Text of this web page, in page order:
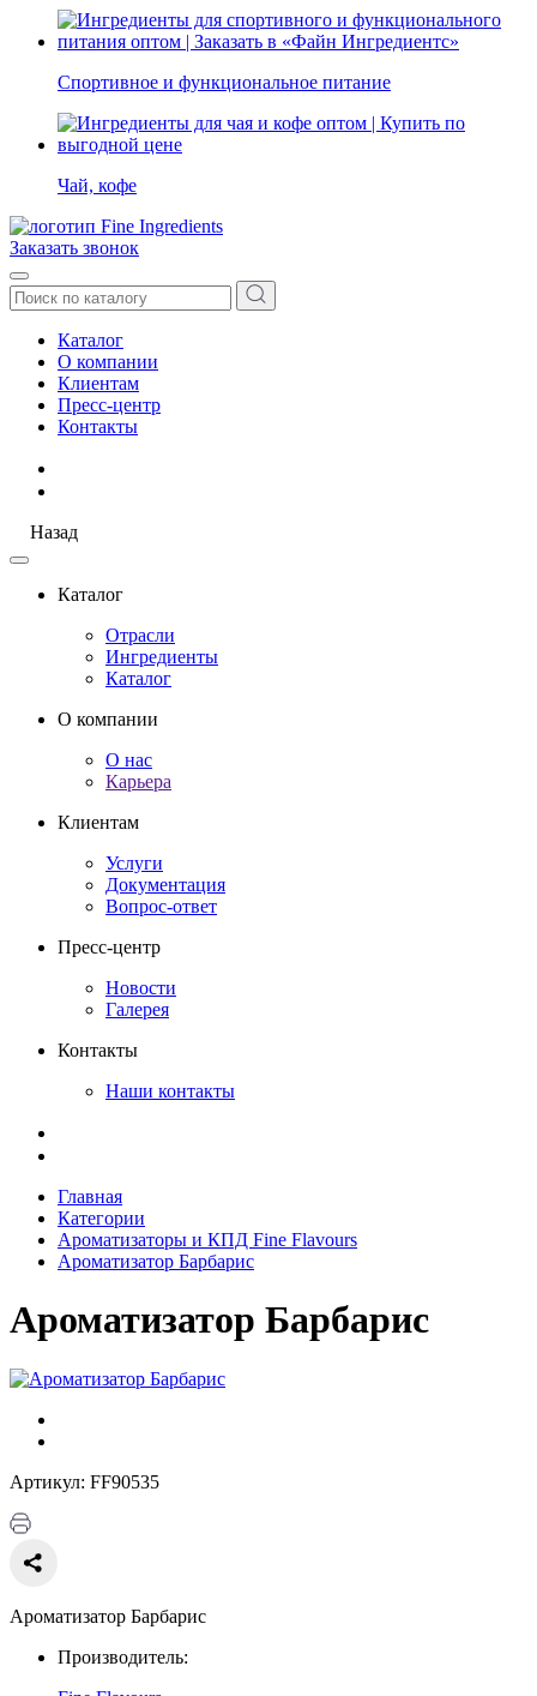
Спортивное и функциональное питание
Чай, кофе
Заказать звонок
Каталог
О компании
Клиентам
Пресс-центр
Контакты
Назад
Каталог
Отрасли
Ингредиенты
Каталог
О компании
О нас
Карьера
Клиентам
Услуги
Документация
Вопрос-ответ
Пресс-центр
Новости
Галерея
Контакты
Наши контакты
Главная
Категории
Ароматизаторы и КПД Fine Flavours
Ароматизатор Барбарис
Ароматизатор Барбарис
Артикул: FF90535
Ароматизатор Барбарис
Производитель: